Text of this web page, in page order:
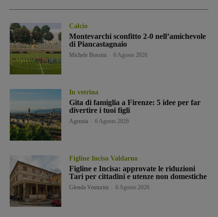
Calcio
Montevarchi sconfitto 2-0 nell’amichevole
di Piancastagnaio
Michele Bossini 6 Agosto 2026
In vetrina
Gita di famiglia a Firenze: 5 idee per far
divertire i tuoi figli
Agenzia 6 Agosto 2026
Figline Incisa Valdarno
Figline e Incisa: approvate le riduzioni
Tari per cittadini e utenze non domestiche
Glenda Venturini 6 Agosto 2026